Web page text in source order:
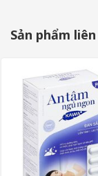
Là dòng sản
uống là hoạt chất,
Sản phẩm